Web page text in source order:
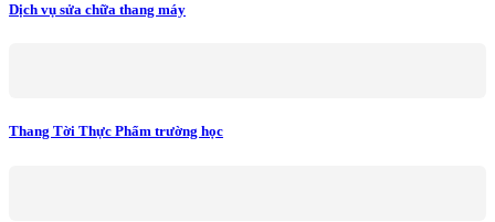
Dịch vụ sửa chữa thang máy
Thang Tời Thực Phẩm trường học